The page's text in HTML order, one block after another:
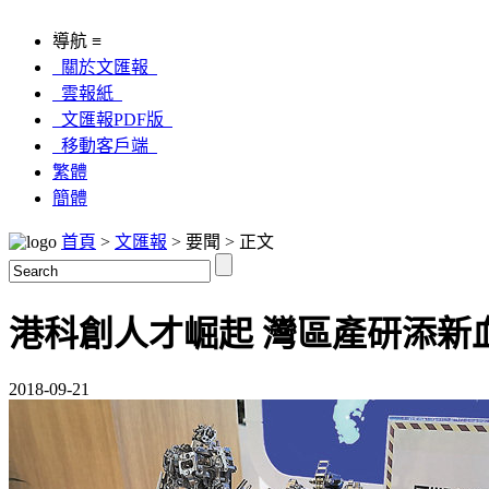
導航 ≡
關於文匯報
雲報紙
文匯報PDF版
移動客戶端
繁體
簡體
首頁 > 文匯報 > 要聞 > 正文
港科創人才崛起 灣區產研添新
2018-09-21